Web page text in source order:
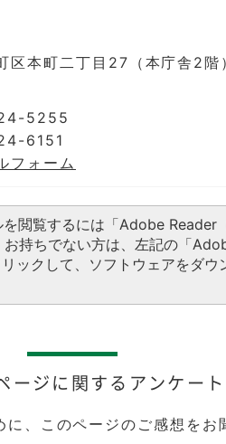
区本町二丁目27（本庁舎2階
5255
6151
フォーム
を閲覧するには「Adobe Reader
お持ちでない方は、左記の「
ックして、ソフトウェアをダウ
ージに関するアンケート
、このページのご感想をお